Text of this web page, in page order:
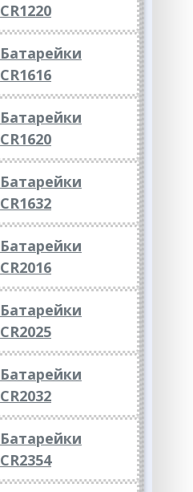
CR1220
Батарейки
CR1616
Батарейки
CR1620
Батарейки
CR1632
Батарейки
CR2016
Батарейки
CR2025
Батарейки
CR2032
Батарейки
CR2354